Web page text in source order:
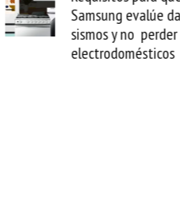
Samsung evalúe
sismos y no
electrodomésticos